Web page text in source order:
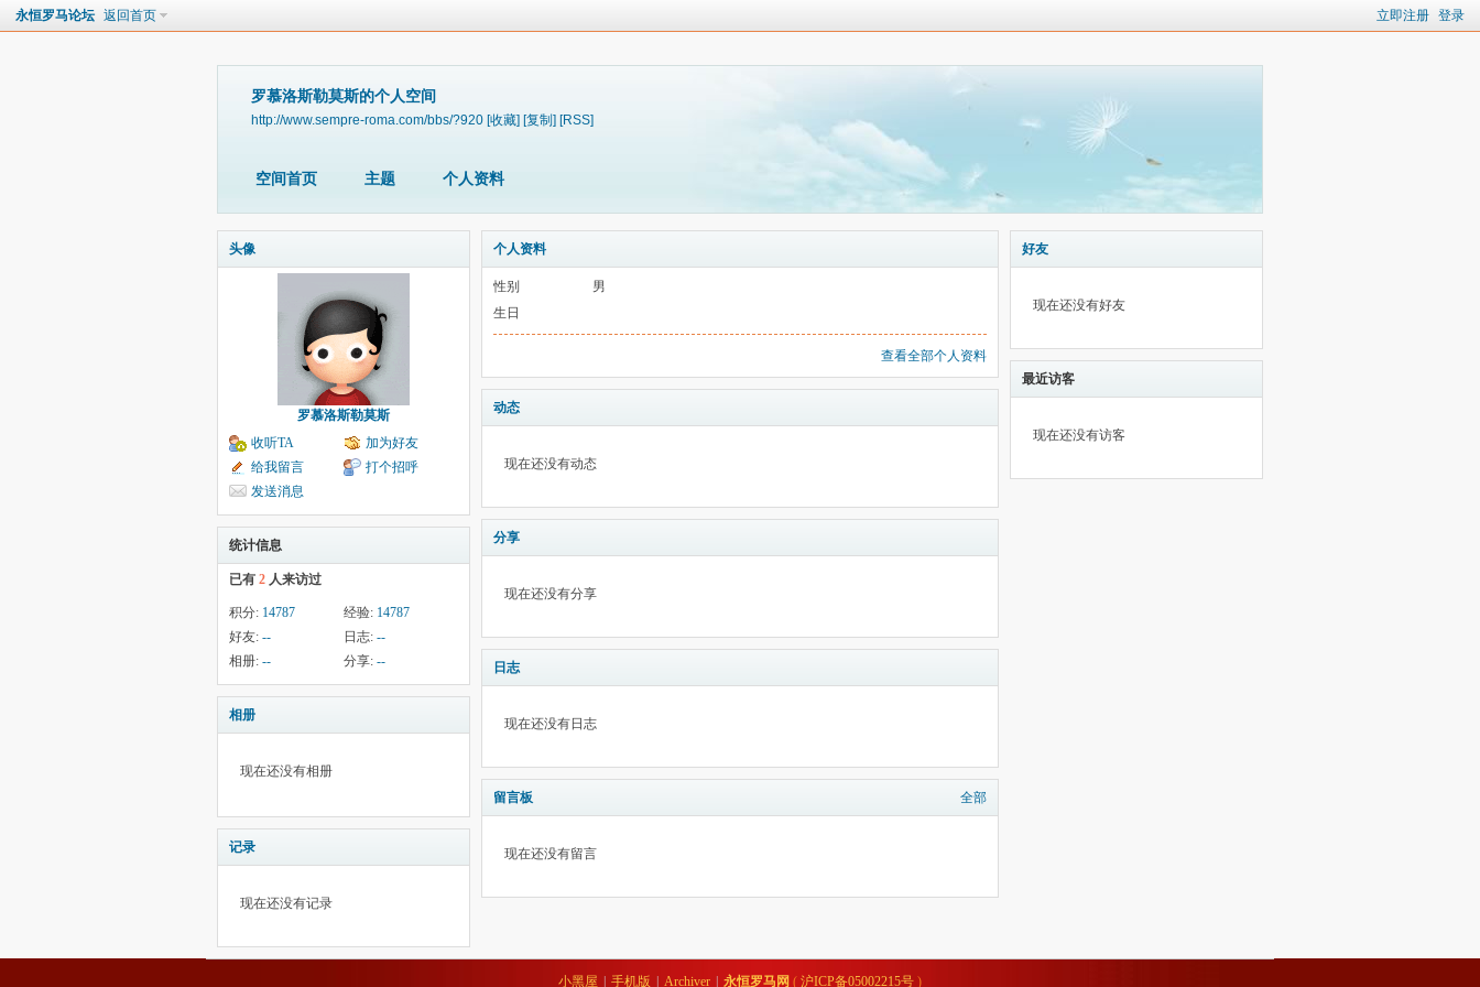
立即注册 登录
永恒罗马论坛 返回首页
罗慕洛斯勒莫斯的个人空间
http://www.sempre-roma.com/bbs/?920 [收藏] [复制] [RSS]
空间首页 主题 个人资料
头像
罗慕洛斯勒莫斯
收听TA
加为好友
给我留言
打个招呼
发送消息
统计信息
已有 2 人来访过
积分: 14787 经验: 14787
好友: -- 日志: --
相册: -- 分享: --
相册
现在还没有相册
记录
现在还没有记录
个人资料
性别
男
生日
查看全部个人资料
动态
现在还没有动态
分享
现在还没有分享
日志
现在还没有日志
留言板 全部
现在还没有留言
好友
现在还没有好友
最近访客
现在还没有访客
小黑屋 手机版 Archiver 永恒罗马网 ( 沪ICP备05002215号 )